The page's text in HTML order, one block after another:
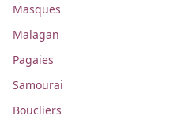
Masques
Malagan
Pagaies
Samourai
Boucliers